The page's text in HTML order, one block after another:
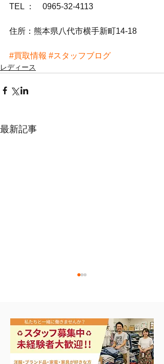
TEL ：　0965-32-4113
住所：熊本県八代市横手新町14-18
#買取情報 #スタッフブログ
レディース
最新記事
ナイキ＆X-Girl 衣料＆ス